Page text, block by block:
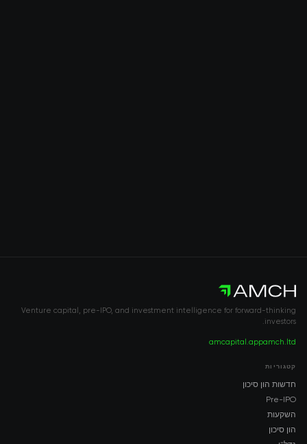
Venture capital, pre-IPO, and investment intelligence for forward-thinking
investors.
amch.ltd
amcapital.app
קטגוריות
חדשות הון סיכון
Pre-IPO
השקעות
הון סיכון